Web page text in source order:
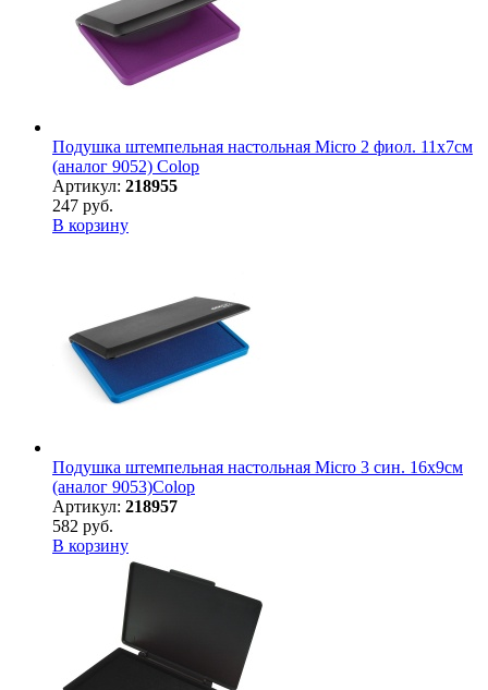
Подушка штемпельная настольная Micro 2 фиол. 11х7см
(аналог 9052) Colop
Артикул: 218955
247 руб.
В корзину
Подушка штемпельная настольная Micro 3 син. 16х9см
(аналог 9053)Colop
Артикул: 218957
582 руб.
В корзину